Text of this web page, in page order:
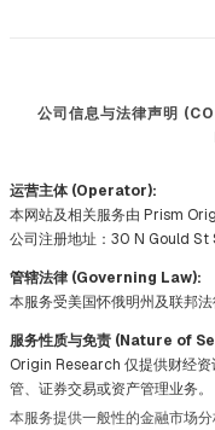
公司信息与法律声明
运营主体 (Operator):
本网站及相关服务由 Prism
公司注册地址：30 N Gould St
管辖法律 (Governing Law):
本服务受美国怀俄明州及联邦法
服务性质与免责 (Nature of
Origin Research 仅提供财经
管、证券交易或资产管理业务。
本服务提供一般性的金融市场